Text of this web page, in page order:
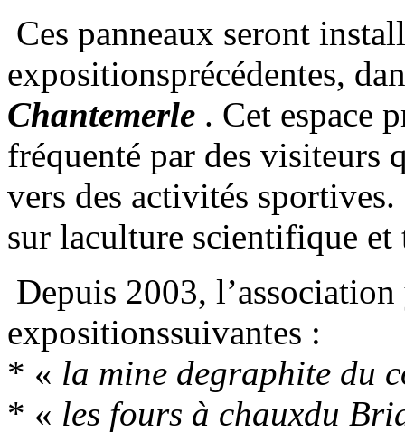
Ces panneaux seront
expositionsprécédentes,
Chantemerle . Cet espace
fréquenté par des visiteurs
vers des activités
sur laculture scientifique et
Depuis 2003,
expositionssuivantes :
* « la mine degraphite du
* « les fours à chauxdu